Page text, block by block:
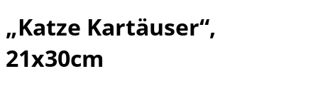
„Katze Kartäuser“,
21x30cm